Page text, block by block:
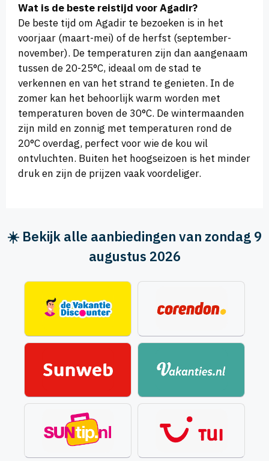
Wat is de beste reistijd voor Agadir?
De beste tijd om Agadir te bezoeken is in het
voorjaar (maart-mei) of de herfst (september-
november). De temperaturen zijn dan aangenaam
tussen de 20-25°C, ideaal om de stad te
verkennen en van het strand te genieten. In de
zomer kan het behoorlijk warm worden met
temperaturen boven de 30°C. De wintermaanden
zijn mild en zonnig met temperaturen rond de
20°C overdag, perfect voor wie de kou wil
ontvluchten. Buiten het hoogseizoen is het minder
druk en zijn de prijzen vaak voordeliger.
☀️ Bekijk alle aanbiedingen van zondag 9
augustus 2026